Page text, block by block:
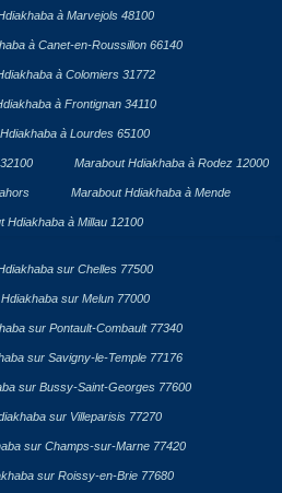
à Marvejols 48100
à Canet-en-Roussillon 66140
à Colomiers 31772
à Frontignan 34110
à Lourdes 65100
Marabout Hdiakhaba à Rodez 12000
Marabout Hdiakhaba à Mende
Hdiakhaba à Millau 12100
sur Chelles 77500
sur Melun 77000
sur Pontault-Combault 77340
sur Savigny-le-Temple 77176
sur Bussy-Saint-Georges 77600
sur Villeparisis 77270
sur Champs-sur-Marne 77420
sur Roissy-en-Brie 77680